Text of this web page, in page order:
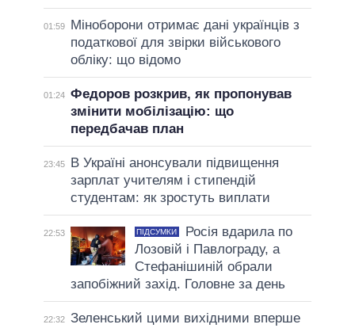
01:59
Міноборони отримає дані українців з
податкової для звірки військового
обліку: що відомо
01:24 Федоров розкрив, як пропонував
змінити мобілізацію: що
передбачав план
23:45
В Україні анонсували підвищення
зарплат учителям і стипендій
студентам: як зростуть виплати
22:53 ПІДСУМКИ
Росія вдарила по
Лозовій і Павлограду, а
Стефанішиній обрали
запобіжний захід. Головне за день
22:32 Зеленський цими вихідними вперше